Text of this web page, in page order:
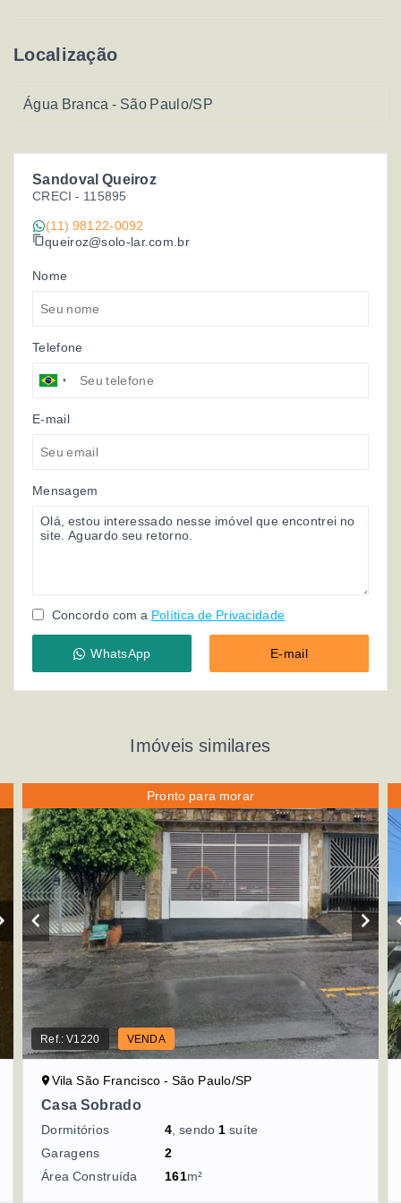
Sandoval Queiroz
CRECI - 115895
(11) 98122-0092
queiroz@solo-lar.com.br
Nome
Telefone
E-mail
Mensagem
Concordo com a Política de Privacidade
WhatsApp E-mail
Localização
Água Branca - São Paulo/SP
Imóveis similares
Pronto para morar
Ref.:V1220 VENDA
Vila São Francisco - São Paulo/SP
Casa Sobrado
Dormitórios 4 , sendo 1 suíte
Garagens
2
Área Construída
161m²